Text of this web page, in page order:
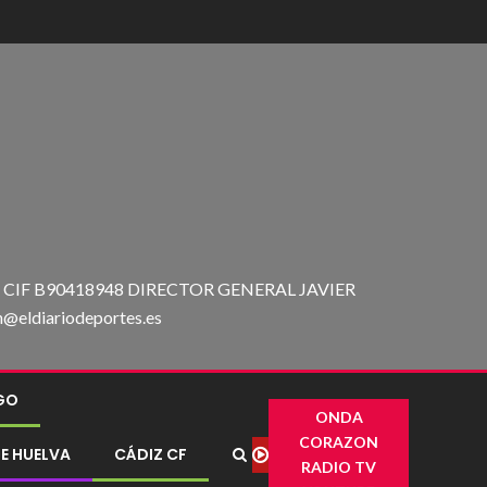
B90418948 DIRECTOR GENERAL JAVIER
HUELVA CÁDIZ CF
ONDA
CORAZON
RADIO TV